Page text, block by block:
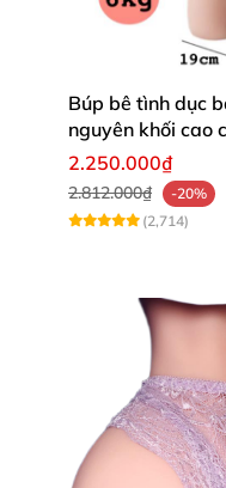
Với
lệ
vô
Từng
Búp bê tình dục
nguyên khối cao
2.250.000₫
2.812.000₫
-20%
(2,714)